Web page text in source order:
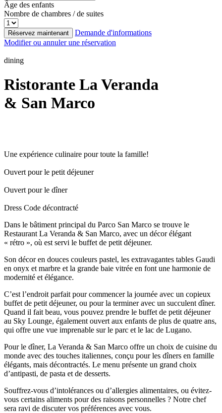
Âge des enfants
Nombre de chambres / de suites
Réservez maintenant
Demande d'informations
Modifier ou annuler une réservation
dining
Ristorante La Veranda
& San Marco
Une expérience culinaire pour toute la famille!
Ouvert pour le petit déjeuner
Ouvert pour le dîner
Dress Code décontracté
Dans le bâtiment principal du Parco San Marco se trouve le
Restaurant La Veranda & San Marco, avec un décor élégant
« rétro », où est servi le buffet de petit déjeuner.
Son décor en douces couleurs pastel, les extravagantes tables Gaudi
en onyx et marbre et la grande baie vitrée en font une harmonie de
modernité et élégance.
C’est l’endroit parfait pour commencer la journée avec un copieux
buffet de petit déjeuner, ou pour la terminer avec un succulent dîner.
Quand il fait beau, vous pouvez prendre le buffet de petit déjeuner
au Sky Lounge, également ouvert aux enfants de plus de quatre ans,
qui offre une vue imprenable sur le parc et le lac de Lugano.
Pour le dîner, La Veranda & San Marco offre un choix de cuisine du
monde avec des touches italiennes, conçu pour les dîners en famille
élégants, mais décontractés. Le menu présente un grand choix
d’antipasti, de pasta et de desserts.
Souffrez-vous d’intolérances ou d’allergies alimentaires, ou évitez-
vous certains aliments pour des raisons personnelles ? Notre chef
sera ravi de discuter vos préférences avec vous.